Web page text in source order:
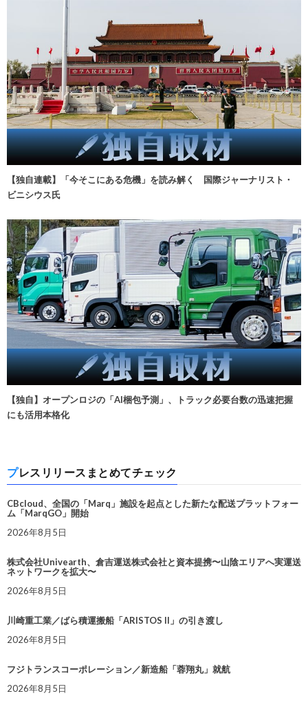
【独自連載】「今そこにある危機」を読み解く 国際ジャーナリスト・
ビニシウス氏
【独自】オープンロジの「AI梱包予測」、トラック必要台数の迅速把握
にも活用本格化
プレスリリースまとめてチェック
CBcloud、全国の「Marq」施設を起点とした新たな配送プラットフォー
ム「MarqGO」開始
2026年8月5日
株式会社Univearth、倉吉運送株式会社と資本提携〜山陰エリアへ実運送
ネットワークを拡大〜
2026年8月5日
川崎重工業／ばら積運搬船「ARISTOS II」の引き渡し
2026年8月5日
フジトランスコーポレーション／新造船「蓉翔丸」就航
2026年8月5日